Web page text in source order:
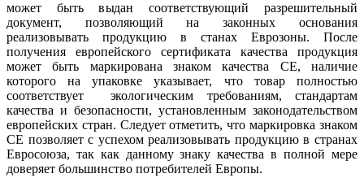
может быть выдан соответствующий разрешительный
документ, позволяющий на законных основания
реализовывать продукцию в станах Еврозоны. После
получения европейского сертификата качества продукция
может быть маркирована знаком качества СЕ, наличие
которого на упаковке указывает, что товар полностью
соответствует экологическим требованиям, стандартам
качества и безопасности, установленным законодательством
европейских стран. Следует отметить, что маркировка знаком
СЕ позволяет с успехом реализовывать продукцию в странах
Евросоюза, так как данному знаку качества в полной мере
доверяет большинство потребителей Европы.